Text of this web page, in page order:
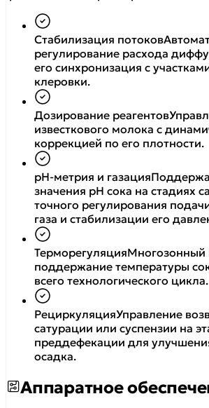
Стабилизация потоков
регулирование расхода
его синхронизация с
клеровки.
Дозирование реагентов
известкового молока с
коррекцией по его плотности.
рН-метрия и газация
значения рН сока на стадиях
точного регулирования
газа и стабилизации его
ТерморегуляцияМногозонный
поддержание температуры
всего технологического цикла.
РециркуляцияУправление
сатурации или суспензии на
преддефекации для
осадка.
Аппаратное